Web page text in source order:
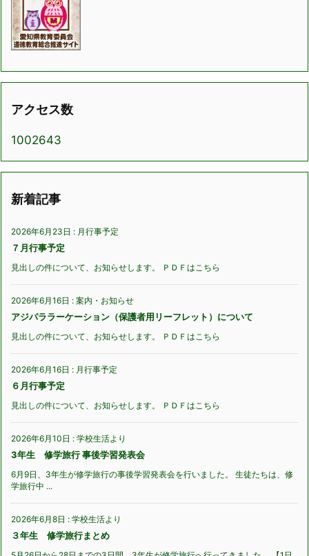
アクセス数
1002643
新着記事
2026年6月23日 : 月行事予定
７月行事予定
見出しの件について、お知らせします。 ＰＤＦはこちら
2026年6月16日 : 案内・お知らせ
アジパララーケーション（保護者用リーフレット）について
見出しの件について、お知らせします。 ＰＤＦはこちら
2026年6月16日 : 月行事予定
６月行事予定
見出しの件について、お知らせします。 ＰＤＦはこちら
2026年6月10日 : 学校生活より
3年生 修学旅行 事後学習発表会
6月9日、3年生が修学旅行の事後学習発表会を行いました。 生徒たちは、修
学旅行中 ...
2026年6月8日 : 学校生活より
３年生 修学旅行まとめ